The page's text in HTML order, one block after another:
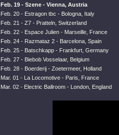
Feb. 19 - Szene - Vienna, Austria
Feb. 20 - Estragon tbc - Bologna, Italy
Feb. 21 - Z7 - Pratteln, Switzerland
Feb. 22 - Espace Julien - Marseille, France
Feb. 24 - Razmataz 2 - Barcelona, Spain
Feb. 25 - Batschkapp - Frankfurt, Germany
Feb. 27 - Biebob Vosselaar, Belgium
Feb. 28 - Boerderij - Zoetermeer, Holland
Mar. 01 - La Locomotive - Paris, France
Mar. 02 - Electric Ballroom - London, England